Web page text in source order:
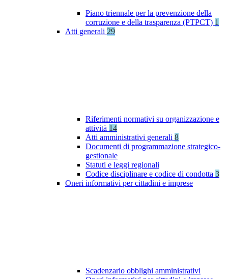
Piano triennale per la prevenzione della
corruzione e della trasparenza (PTPCT) 1
Atti generali 29
Riferimenti normativi su organizzazione e
attività 14
Atti amministrativi generali 8
Documenti di programmazione strategico-
gestionale
Statuti e leggi regionali
Codice disciplinare e codice di condotta 3
Oneri informativi per cittadini e imprese
Scadenzario obblighi amministrativi